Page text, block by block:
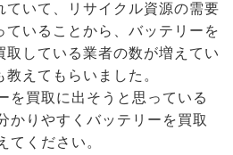
ていて、リサイクル資源の需要
ていることから、バッテリーを
取している業者の数が増えてい
教えてもらいました。
を買取に出そうと思っている
かりやすくバッテリーを買取
てください。